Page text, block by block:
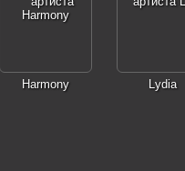
Harmony Lydia